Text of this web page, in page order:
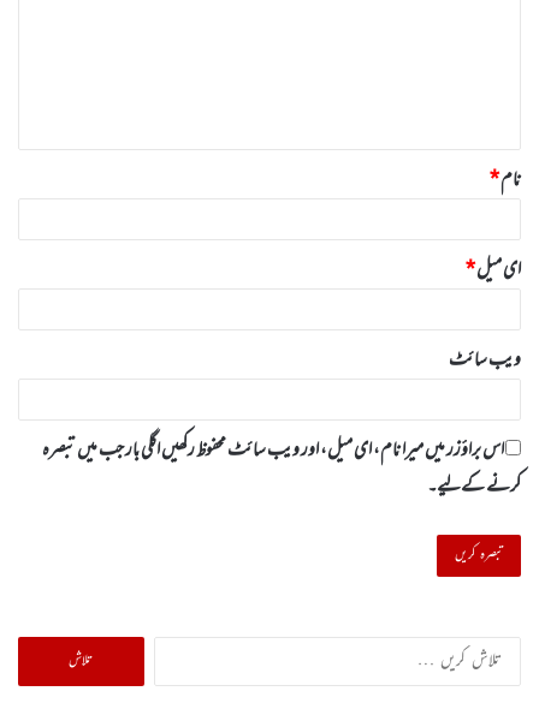
نام*
ای میل*
ویب‌ سائٹ
اس براؤزر میں میرا نام، ای میل، اور ویب سائٹ محفوظ رکھیں اگلی بار جب میں تبصرہ
کرنے کےلیے۔
تلاش
کریں